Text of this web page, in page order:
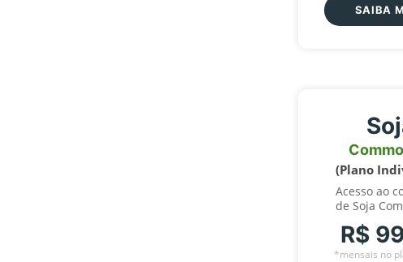
SAIBA
(Plano
Acesso ao
de Soja
R$
*mensais no